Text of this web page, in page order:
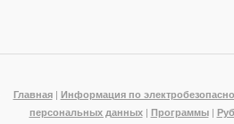
Главная|
Информация по
персональных данных| Программы|